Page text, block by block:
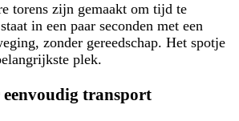
torens zijn gemaakt om tijd te
in een paar seconden met een
zonder gereedschap. Het spotje
plek.
transport